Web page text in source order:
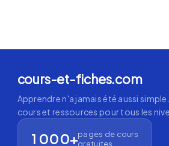
cours-et-fiches.com
Apprendre n'a jamais été aussi simple.
cours et ressources pour tous les
1 000+pages de cours
gratuites